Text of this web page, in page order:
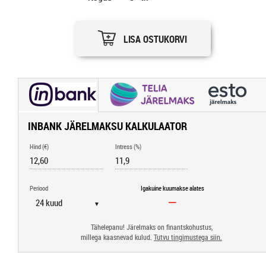
LISA OSTUKORVI
INBANK JÄRELMAKSU KALKULAATOR
Hind (€) Intress (%)
Periood
▼
Igakuine kuumakse alates
Tähelepanu! Järelmaks on finantskohustus,
millega kaasnevad kulud. Tutvu tingimustega siin.